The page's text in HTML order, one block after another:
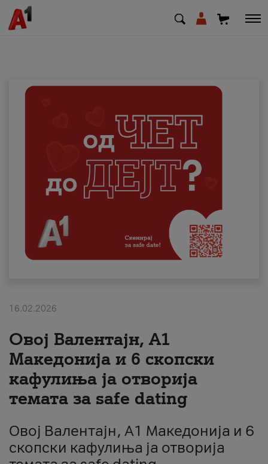
Деловни
Поддршка
Надополни кредит
Плати сметка
#ПодобарОнлајн
16.02.2026
Овој Валентајн, A1
Македонија и 6 скопски
кафулиња ја отворија
темата за safe dating
Овој Валентајн, A1 Македонија и 6
скопски кафулиња ја отворија